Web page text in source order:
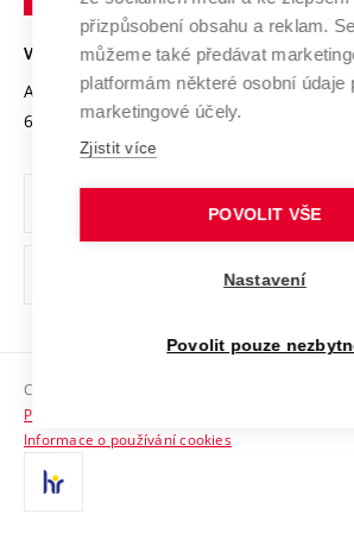
Open Science
Projekty
Projekty ze strukturálních fondů
Specifický výzkum
Univerzitní sítě
Bezpečná univerzita
Vyznamenání
Organizační struktura
Ochrana osobních údajů
odkaz)
Sociální bezpečí
HR Award
Kontakty
VYSOKÉ UČENÍ TECHNICKÉ V BRNĚ
Antonínská 548/1
602 00 Brno
www.vut.cz
vut@vutbr.cz
Copyright © 2026 VUT
Prohlášení o přístupnosti
Informace o používání cookies
přizpůsobení obsahu a reklam.
můžeme také předávat
platformám některé osobní údaje
marketingové účely.
Zjistit více
POVOLIT VŠE
Nastavení
Povolit pouze